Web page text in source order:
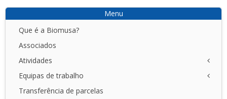
Menu
Que é a Biomusa?
Associados
Atividades
NET
I+D+I
Equipas de trabalho
Açores
Transferência de parcelas